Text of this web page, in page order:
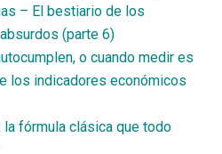
– El bestiario de los
(parte 6)
o cuando medir es
los indicadores económicos
fórmula clásica que todo